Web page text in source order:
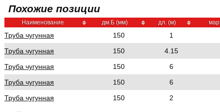
Похожие позиции
Наименование дм.Б (мм) дл. (м)
Труба чугунная 150
1
Труба чугунная
150
4.15
Труба чугунная
150
6
Труба чугунная
150
6
Труба чугунная
150 2